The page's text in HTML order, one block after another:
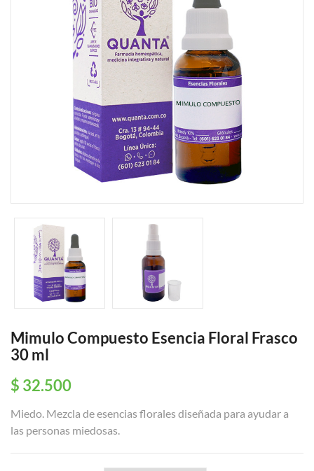
Mimulo Compuesto Esencia Floral Frasco
30 ml
$ 32.500
Miedo. Mezcla de esencias florales diseñada para ayudar a
las personas miedosas.